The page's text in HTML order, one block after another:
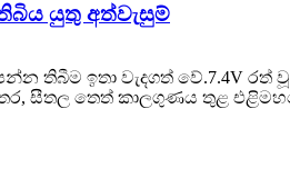
යුතු අත්වැසුම්
තිබීම ඉතා වැදගත් වේ.7.4V රත්
සීතල තෙත් කාලගුණය තුළ